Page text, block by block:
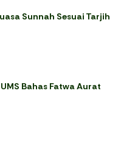
Sunnah Sesuai Tarjih
Bahas Fatwa Aurat